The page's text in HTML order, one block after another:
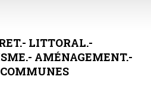
LITTORAL.-
AMÉNAGEMENT.-
COMMUNES